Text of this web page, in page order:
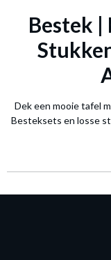
Bestek |
Dek een mooie tafel
Besteksets en losse